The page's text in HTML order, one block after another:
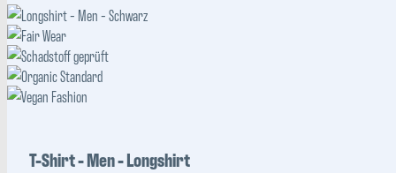
T-Shirt - Men - Longshirt